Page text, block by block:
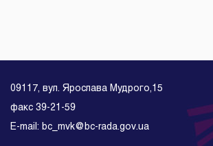
09117, вул. Ярослава Мудрого,15
факс 39-21-59
E-mail: bc_mvk@bc-rada.gov.ua